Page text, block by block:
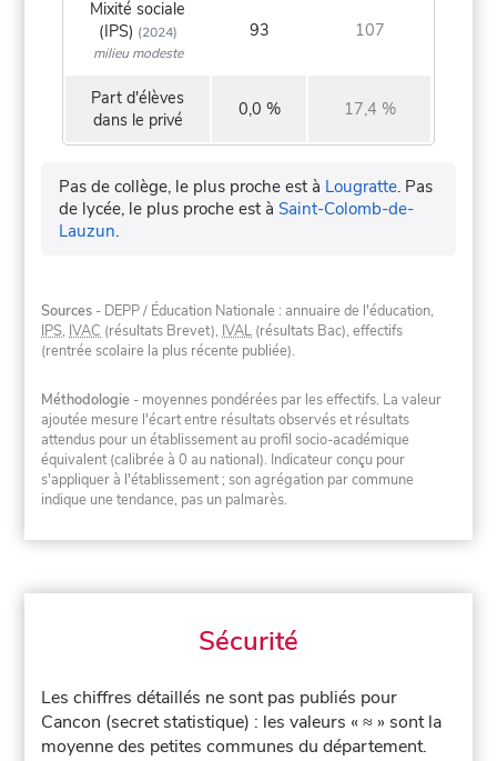
Mixité sociale
(IPS) (2024)
milieu modeste
93 107
Part d'élèves
dans le privé
0,0 % 17,4 %
Pas de collège, le plus proche est à Lougratte. Pas
de lycée, le plus proche est àSaint-Colomb-de-
Lauzun.
Sources - DEPP / Éducation Nationale : annuaire de l'éducation,
IPS, IVAC (résultats Brevet), IVAL (résultats Bac), effectifs
(rentrée scolaire la plus récente publiée).
Méthodologie - moyennes pondérées par les effectifs. La valeur
ajoutée mesure l'écart entre résultats observés et résultats
attendus pour un établissement au profil socio-académique
équivalent (calibrée à 0 au national). Indicateur conçu pour
s'appliquer à l'établissement ; son agrégation par commune
indique une tendance, pas un palmarès.
Sécurité
Les chiffres détaillés ne sont pas publiés pour
Cancon (secret statistique) : les valeurs « ≈ » sont la
moyenne des petites communes du département.